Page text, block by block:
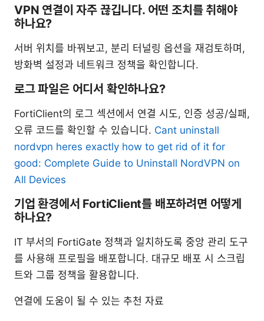
VPN 연결이 자주 끊깁니다. 어떤 조치를 취해야
하나요?
서버 위치를 바꿔보고, 분리 터널링 옵션을 재검토하며,
방화벽 설정과 네트워크 정책을 확인합니다.
로그 파일은 어디서 확인하나요?
FortiClient의 로그 섹션에서 연결 시도, 인증 성공/실패,
오류 코드를 확인할 수 있습니다. Cant uninstall
nordvpn heres exactly how to get rid of it for
good: Complete Guide to Uninstall NordVPN on
All Devices
기업 환경에서 FortiClient를 배포하려면 어떻게
하나요?
IT 부서의 FortiGate 정책과 일치하도록 중앙 관리 도구
를 사용해 프로필을 배포합니다. 대규모 배포 시 스크립
트와 그룹 정책을 활용합니다.
연결에 도움이 될 수 있는 추천 자료